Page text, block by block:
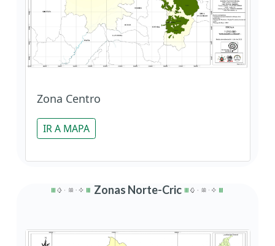
Zona Centro
IR A MAPA
Zonas Norte-Cric